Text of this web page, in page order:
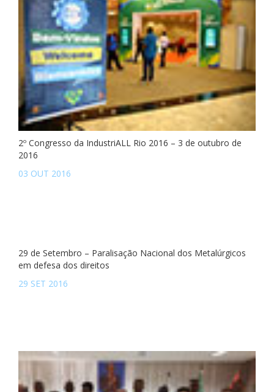
2º Congresso da IndustriALL Rio 2016 – 3 de outubro de
2016
03 OUT 2016
29 de Setembro – Paralisação Nacional dos Metalúrgicos
em defesa dos direitos
29 SET 2016